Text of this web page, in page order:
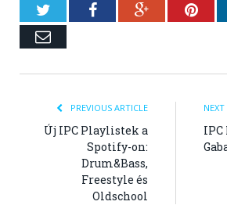
TwitterFacebookGoogle+
Email
PREVIOUS ARTICLE
Új IPC Playlistek a
Spotify-on:
Drum&Bass,
Freestyle és
Oldschool
IPC